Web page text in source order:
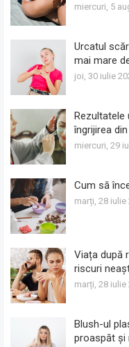
miercuri, 5
Urcatul
mai mare
joi, 30 iulie
îngrijirea
miercuri, 29
Cum să
marți, 28 iulie
Viața după
riscuri
marți, 28 iulie
Blush-ul
proaspăt și